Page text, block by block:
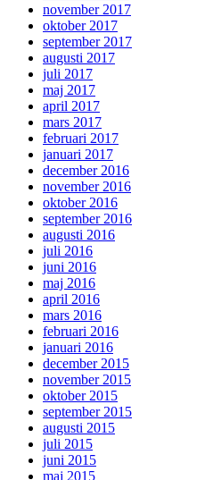
november 2017
oktober 2017
september 2017
augusti 2017
juli 2017
maj 2017
april 2017
mars 2017
februari 2017
januari 2017
december 2016
november 2016
oktober 2016
september 2016
augusti 2016
juli 2016
juni 2016
maj 2016
april 2016
mars 2016
februari 2016
januari 2016
december 2015
november 2015
oktober 2015
september 2015
augusti 2015
juli 2015
juni 2015
maj 2015